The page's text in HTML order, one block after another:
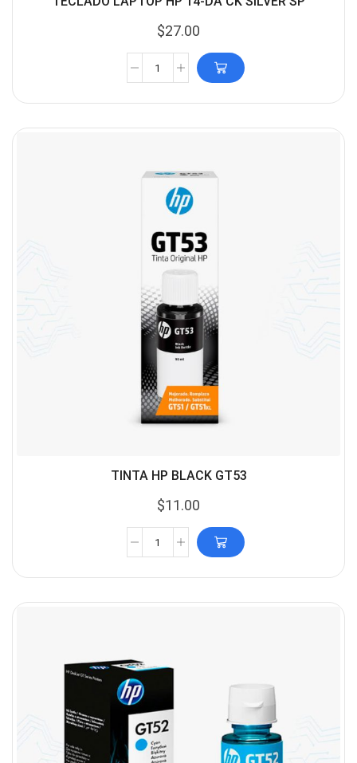
$27.00
TINTA HP BLACK GT53
$11.00